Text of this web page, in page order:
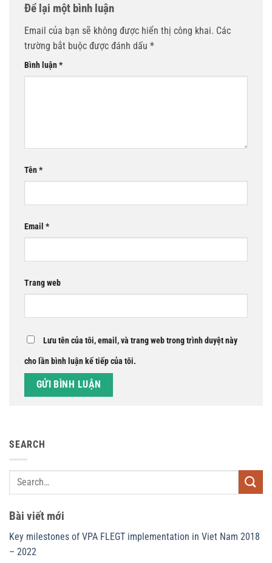
Để lại một bình luận
Email của bạn sẽ không được hiển thị công khai. Các
trường bắt buộc được đánh dấu *
Bình luận*
Tên*
Email *
Trang web
Lưu tên của tôi, email, và trang web trong trình duyệt này
cho lần bình luận kế tiếp của tôi.
SEARCH
Bài viết mới
Key milestones of VPA FLEGT implementation in Viet Nam 2018
– 2022